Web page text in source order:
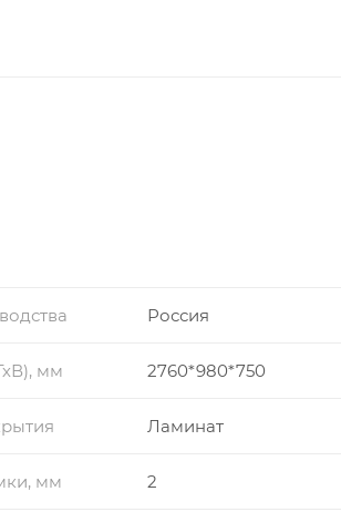
Россия
мм 2760*980*750
Ламинат
мм 2